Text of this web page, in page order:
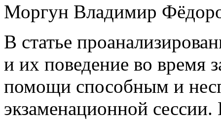
Моргун Владимир
В статье
и их поведение во время
помощи способным и
экзаменационной сессии.